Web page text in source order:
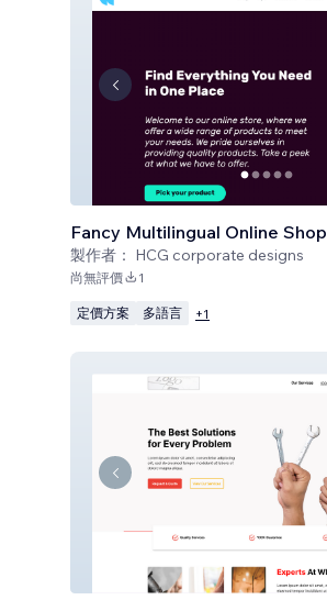
Fancy Multilingual Online Shop
製作者： HCG corporate designs
尚無評價 1
定價方案 多語言 +1